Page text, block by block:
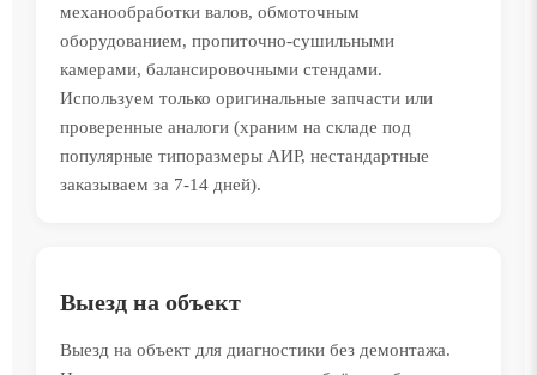
механообработки валов, обмоточным
оборудованием, пропиточно-сушильными
камерами, балансировочными стендами.
Используем только оригинальные запчасти или
проверенные аналоги (храним на складе под
популярные типоразмеры АИР, нестандартные
заказываем за 7-14 дней).
Выезд на объект
Выезд на объект для диагностики без демонтажа.